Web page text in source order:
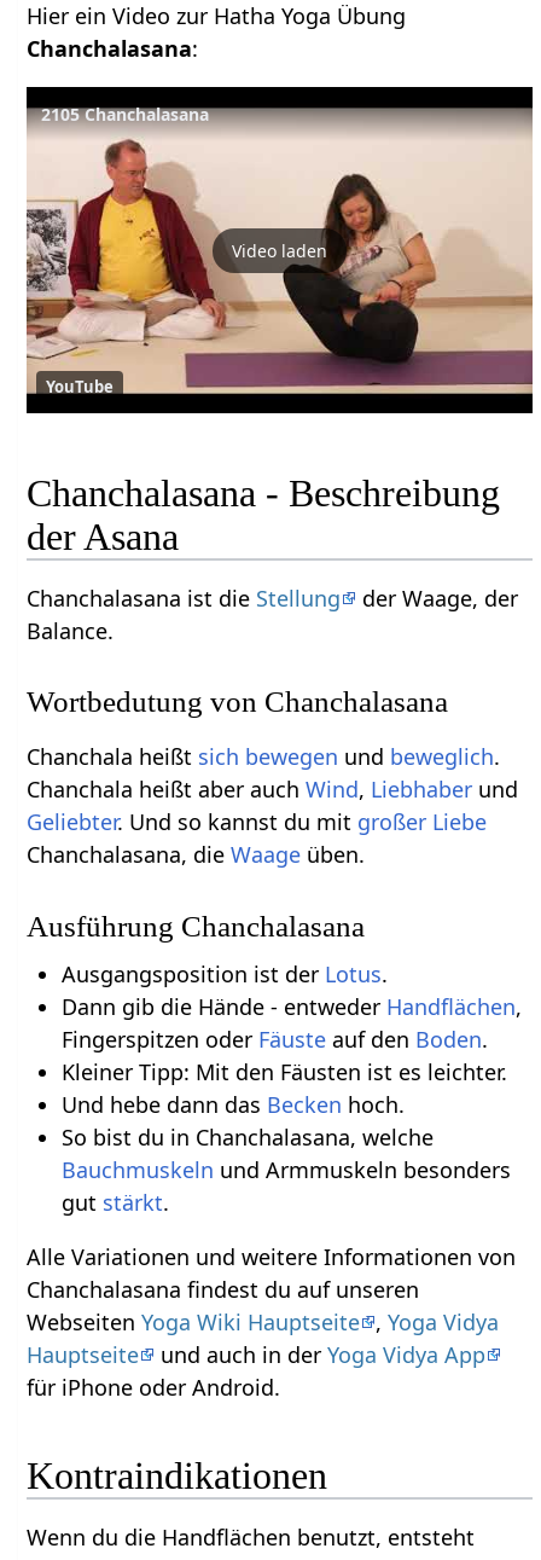
Hier ein Video zur Hatha Yoga Übung
Chanchalasana:
2105 Chanchalasana
Video laden
YouTube
Chanchalasana - Beschreibung
der Asana
Chanchalasana ist die Stellung
der Waage, der
Balance.
Wortbedutung von Chanchalasana
Chanchala heißt sich bewegen und beweglich.
Chanchala heißt aber auchWind, Liebhaber und
Geliebter. Und so kannst du mit großer Liebe
Chanchalasana, dieWaage üben.
Ausführung Chanchalasana
Ausgangsposition ist der Lotus.
Dann gib die Hände - entweder Handflächen,
Fingerspitzen oder Fäusteauf den Boden.
Kleiner Tipp: Mit den Fäusten ist es leichter.
Und hebe dann das Becken hoch.
So bist du in Chanchalasana, welche
Bauchmuskeln und Armmuskeln besonders
gut stärkt.
Alle Variationen und weitere Informationen von
Chanchalasana findest du auf unseren
WebseitenYoga Wiki Hauptseite ,Yoga Vidya
Hauptseite
und auch in derYoga Vidya App
für iPhone oder Android.
Kontraindikationen
Wenn du die Handflächen benutzt, entsteht